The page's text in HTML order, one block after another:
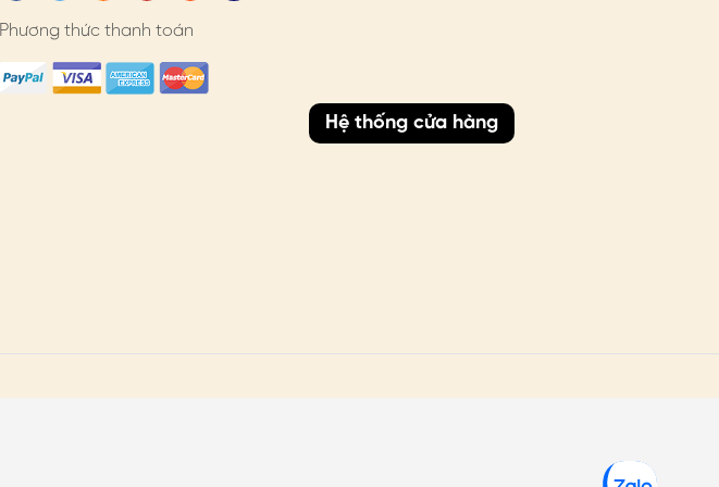
Phương thức thanh toán
Hệ thống cửa hàng